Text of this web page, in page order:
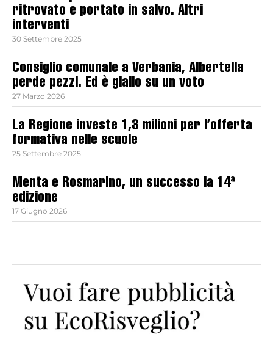
ritrovato e portato in salvo. Altri
interventi
30 Settembre 2025
Consiglio comunale a Verbania, Albertella
perde pezzi. Ed è giallo su un voto
27 Marzo 2026
La Regione investe 1,3 milioni per l’offerta
formativa nelle scuole
25 Settembre 2025
Menta e Rosmarino, un successo la 14ª
edizione
17 Giugno 2026